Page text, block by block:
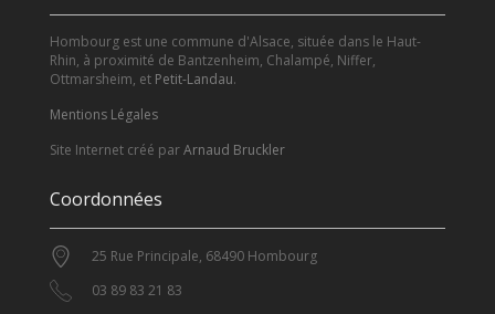
Hombourg est une commune d'Alsace, située dans le Haut-
Rhin, à proximité de Bantzenheim, Chalampé, Niffer,
Ottmarsheim, et Petit-Landau.
Mentions Légales
Site Internet créé parArnaud Bruckler
Coordonnées
25 Rue Principale, 68490 Hombourg
03 89 83 21 83